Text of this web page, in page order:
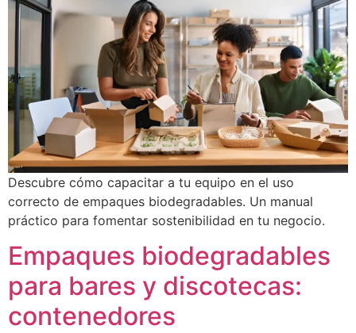
Descubre cómo capacitar a tu equipo en el uso
correcto de empaques biodegradables. Un manual
práctico para fomentar sostenibilidad en tu negocio.
Empaques biodegradables
para bares y discotecas:
contenedores